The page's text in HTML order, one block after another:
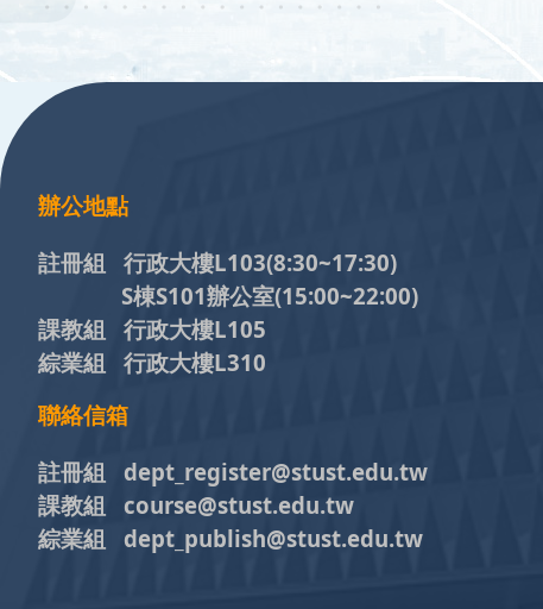
:::
辦公地點
註冊組 行政大樓L103(8:30~17:30)
S棟S101辦公室(15:00~22:00)
課教組 行政大樓L105
綜業組 行政大樓L310
聯絡信箱
註冊組 dept_register@stust.edu.tw
課教組 course@stust.edu.tw
綜業組 dept_publish@stust.edu.tw